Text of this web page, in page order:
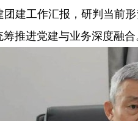
建工作汇报，研判当前
推进党建与业务深度融合